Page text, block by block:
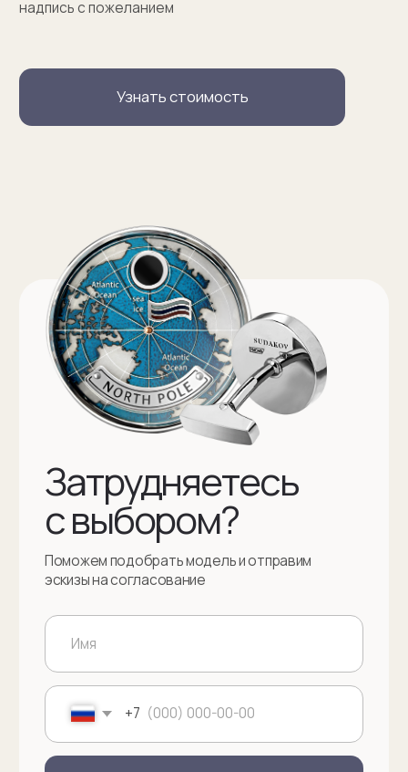
Запонки на заказ
Запонки с логотипом на заказ
Золотые запонки на заказ
Именные запонки на заказ
ИП Судаков Сергей Евгеньевич
ОГРНИП: 311774617300067
© 2013-2026 SUDAKOV
Политика конфиденциальности
Оферта на изготовление изделия ИП Судаков С. Е.
Оферта на изготовление изделия ИП Судакова Э. И.